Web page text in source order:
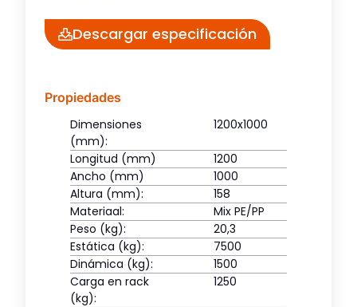
Descargar especificación
Propiedades
Dimensiones
(mm):
1200x1000
Longitud (mm)
1200
Ancho (mm)
1000
Altura (mm):
158
Materiaal:
Mix PE/PP
Peso (kg):
20,3
Estática (kg):
7500
Dinámica (kg):
1500
Carga en rack
(kg):
1250